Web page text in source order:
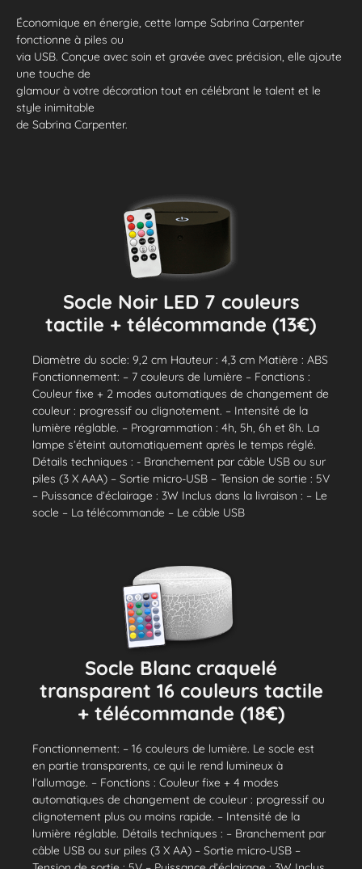
Économique en énergie, cette lampe Sabrina Carpenter
fonctionne à piles ou
via USB. Conçue avec soin et gravée avec précision, elle ajoute
une touche de
glamour à votre décoration tout en célébrant le talent et le
style inimitable
de Sabrina Carpenter.
Socle Noir LED 7 couleurs
tactile + télécommande (13€)
Diamètre du socle: 9,2 cm Hauteur : 4,3 cm Matière : ABS
Fonctionnement: – 7 couleurs de lumière – Fonctions :
Couleur fixe + 2 modes automatiques de changement de
couleur : progressif ou clignotement. – Intensité de la
lumière réglable. – Programmation : 4h, 5h, 6h et 8h. La
lampe s’éteint automatiquement après le temps réglé.
Détails techniques : - Branchement par câble USB ou sur
piles (3 X AAA) – Sortie micro-USB – Tension de sortie : 5V
– Puissance d’éclairage : 3W Inclus dans la livraison : – Le
socle – La télécommande – Le câble USB
Socle Blanc craquelé
transparent 16 couleurs tactile
+ télécommande (18€)
Fonctionnement: – 16 couleurs de lumière. Le socle est
en partie transparents, ce qui le rend lumineux à
l'allumage. – Fonctions : Couleur fixe + 4 modes
automatiques de changement de couleur : progressif ou
clignotement plus ou moins rapide. – Intensité de la
lumière réglable. Détails techniques : – Branchement par
câble USB ou sur piles (3 X AA) – Sortie micro-USB –